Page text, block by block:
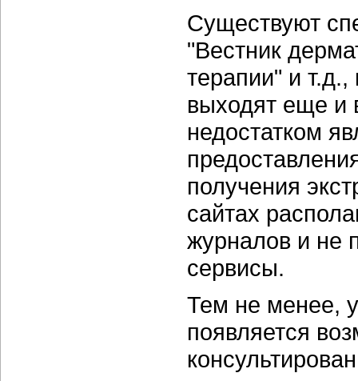
Существуют
"Вестник
терапии" и
выходят еще и
недостатком
получения
сайтах
журналов и не
сервисы.
Тем не менее,
появляется